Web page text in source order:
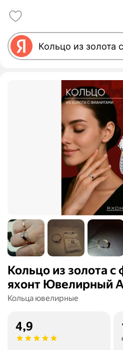
Кольцо из золота с
яхонт Ювелирный
Кольца ювелирные
4,9